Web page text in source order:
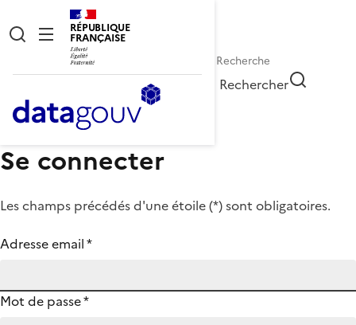
RÉPUBLIQUE
FRANÇAISE
Rechercher
Se connecter
Les champs précédés d'une étoile (*) sont obligatoires.
Adresse email*
Mot de passe*